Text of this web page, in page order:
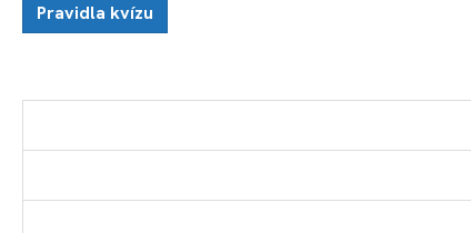
Pravidla kvízu